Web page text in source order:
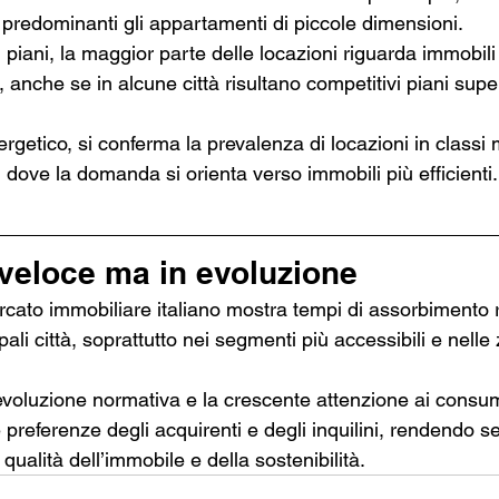
gli appartamenti di piccole dimensioni.
piani, la maggior parte delle locazioni riguarda
anche se in alcune città risultano competitivi piani
si conferma la prevalenza di locazioni in classi
la domanda si orienta verso immobili più efficienti.
ma in evoluzione
immobiliare italiano mostra tempi di
città, soprattutto nei segmenti più accessibili e
normativa e la crescente attenzione ai
degli acquirenti e degli inquilini, rendendo
dell’immobile e della sostenibilità.